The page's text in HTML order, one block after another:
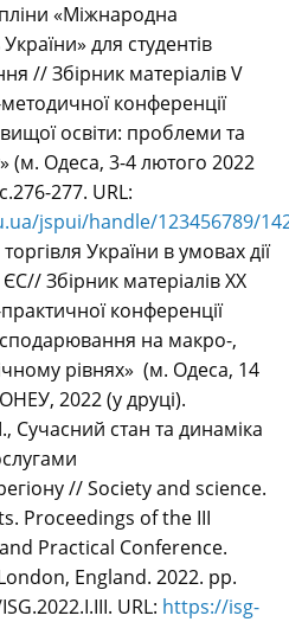
«Міжнародна
для студентів
// Збірник матеріалів V
конференції
освіти: проблеми та
(м. Одеса, 3-4 лютого 2022
277. URL:
jspui/handle/123456789/
України в умовах дії
ЄС// Збірник матеріалів ХX
конференції
на макро-,
рівнях» (м. Одеса, 14
2022 (у друці).
Cучасний стан та динаміка
// Society and science.
Proceedings of the III
Practical Conference.
England. 2022. рp.
URL: https://isg-